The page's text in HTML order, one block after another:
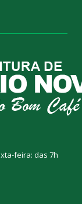
feira: das 7h